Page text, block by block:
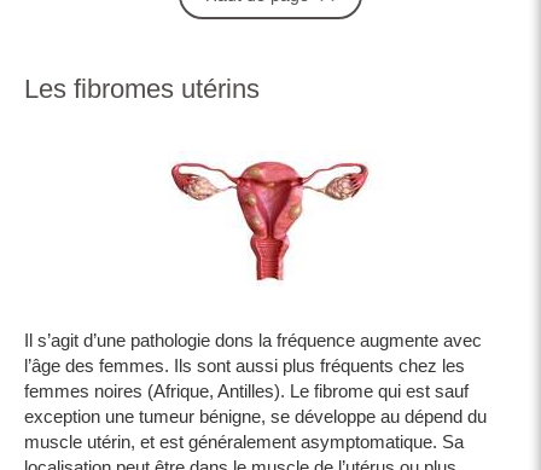
Les fibromes utérins
Il s’agit d’une pathologie dons la fréquence augmente avec
l’âge des femmes. Ils sont aussi plus fréquents chez les
femmes noires (Afrique, Antilles). Le fibrome qui est sauf
exception une tumeur bénigne, se développe au dépend du
muscle utérin, et est généralement asymptomatique. Sa